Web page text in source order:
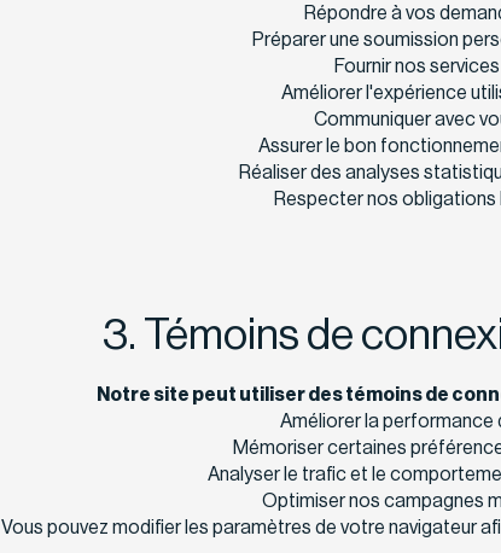
Répondre à vos
Préparer une soumission
Fournir nos services
Améliorer l'expérience
Communiquer avec
Assurer le bon
Réaliser des analyses
Respecter nos obligations
3. Témoins de
Notre site peut utiliser des témoins de
Améliorer la performance
Mémoriser certaines
Analyser le trafic et le
Optimiser nos campagnes
Vous pouvez modifier les paramètres de votre navigateur